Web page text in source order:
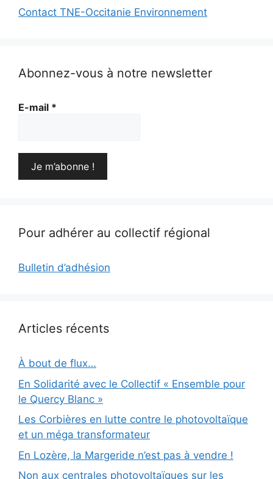
Contact TNE-Occitanie Environnement
Abonnez-vous à notre newsletter
E-mail *
Pour adhérer au collectif régional
Bulletin d’adhésion
Articles récents
À bout de flux…
En Solidarité avec le Collectif « Ensemble pour
le Quercy Blanc »
Les Corbières en lutte contre le photovoltaïque
et un méga transformateur
En Lozère, la Margeride n’est pas à vendre !
Non aux centrales photovoltaïques sur les